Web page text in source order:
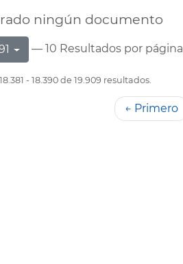
ningún documento
— 10 Resultados por página
- 18.390 de 19.909 resultados.
← Primero